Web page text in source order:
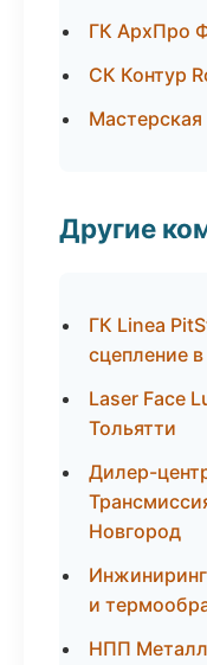
ГК АрхПро
СК Контур
Другие
ГК Linea
сцепление
Laser Face
Тольятти
Дилер-
Новгород
и
НПП